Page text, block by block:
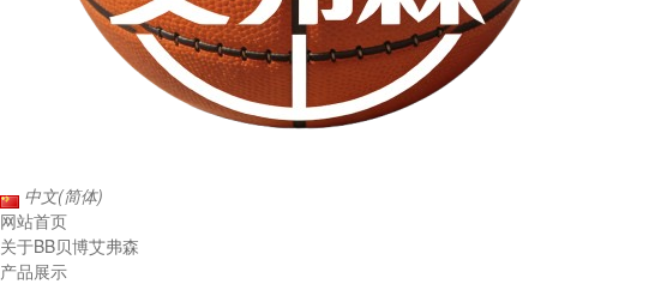
中文(简体)
网站首页
关于BB贝博艾弗森
产品展示